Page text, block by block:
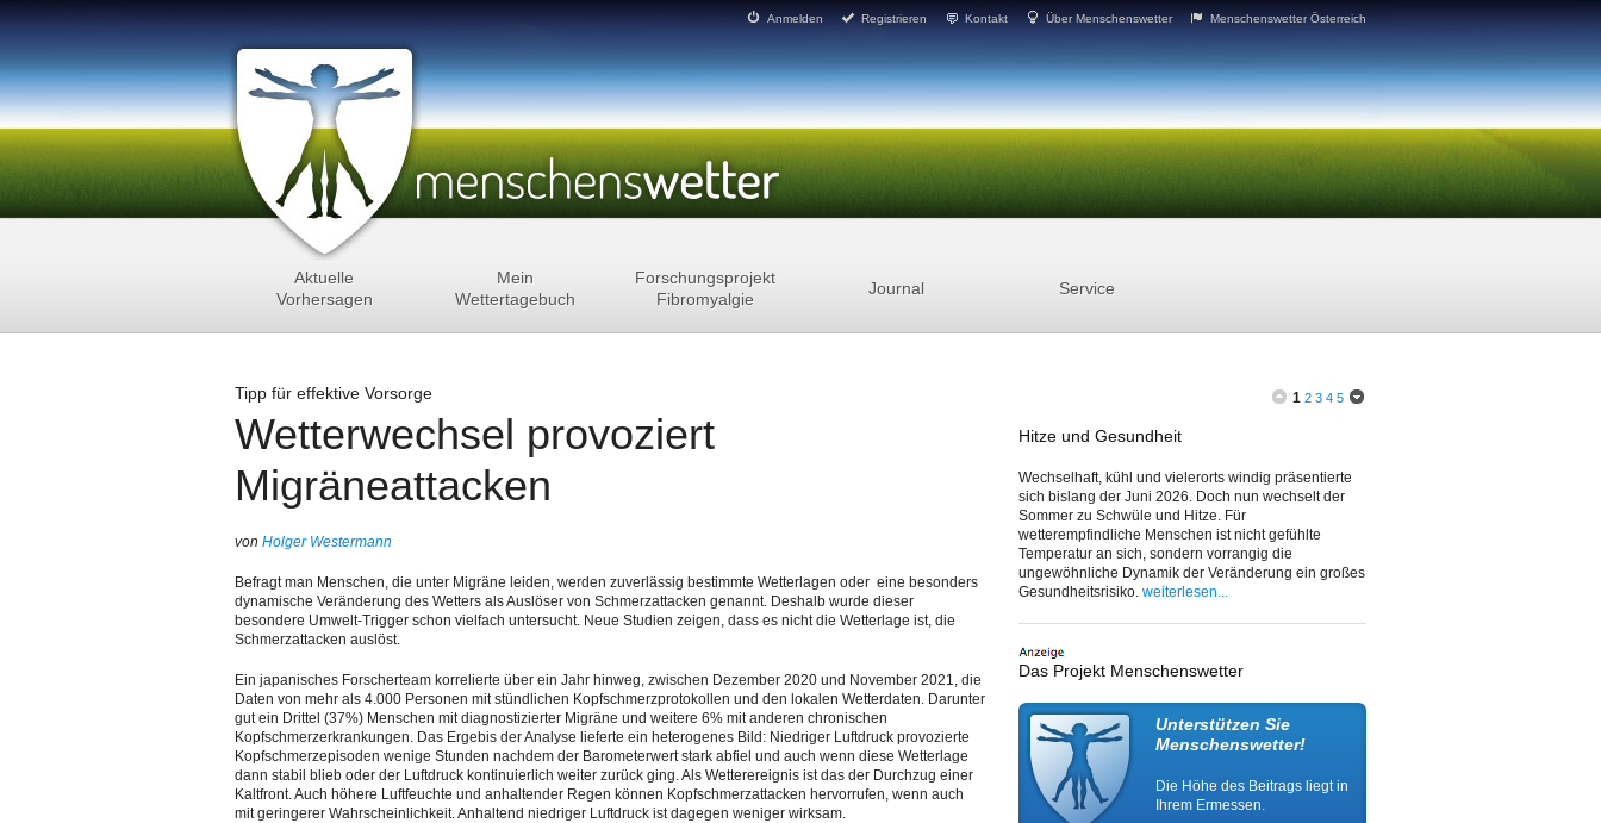
Anmelden Registrieren Kontakt Über Menschenswetter Menschenswetter Österreich
Aktuelle
Vorhersagen
Mein
Wettertagebuch
Forschungsprojekt
Fibromyalgie
Journal Service
Tipp für effektive Vorsorge
Wetterwechsel provoziert
Migräneattacken
von Holger Westermann
Befragt man Menschen, die unter Migräne leiden, werden zuverlässig bestimmte Wetterlagen oder eine besonders
dynamische Veränderung des Wetters als Auslöser von Schmerzattacken genannt. Deshalb wurde dieser
besondere Umwelt-Trigger schon vielfach untersucht. Neue Studien zeigen, dass es nicht die Wetterlage ist, die
Schmerzattacken auslöst.
Ein japanisches Forscherteam korrelierte über ein Jahr hinweg, zwischen Dezember 2020 und November 2021, die
Daten von mehr als 4.000 Personen mit stündlichen Kopfschmerzprotokollen und den lokalen Wetterdaten. Darunter
gut ein Drittel (37%) Menschen mit diagnostizierter Migräne und weitere 6% mit anderen chronischen
Kopfschmerzerkrankungen. Das Ergebis der Analyse lieferte ein heterogenes Bild: Niedriger Luftdruck provozierte
Kopfschmerzepisoden wenige Stunden nachdem der Barometerwert stark abfiel und auch wenn diese Wetterlage
dann stabil blieb oder der Luftdruck kontinuierlich weiter zurück ging. Als Wetterereignis ist das der Durchzug einer
Kaltfront. Auch höhere Luftfeuchte und anhaltender Regen können Kopfschmerzattacken hervorrufen, wenn auch
mit geringerer Wahrscheinlichkeit. Anhaltend niedriger Luftdruck ist dagegen weniger wirksam.
1 2 3 4 5
Hitze und Gesundheit
Wechselhaft, kühl und vielerorts windig präsentierte
sich bislang der Juni 2026. Doch nun wechselt der
Sommer zu Schwüle und Hitze. Für
wetterempfindliche Menschen ist nicht gefühlte
Temperatur an sich, sondern vorrangig die
ungewöhnliche Dynamik der Veränderung ein großes
Gesundheitsrisiko. weiterlesen...
Das Projekt Menschenswetter
Unterstützen Sie
Menschenswetter!
Die Höhe des Beitrags liegt in
Ihrem Ermessen.